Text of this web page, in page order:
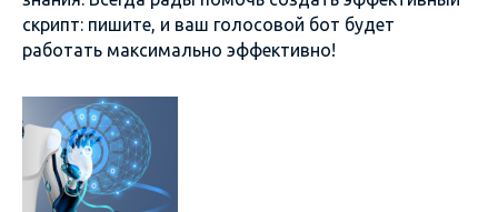
скрипт: пишите, и ваш голосовой бот будет
работать максимально эффективно!